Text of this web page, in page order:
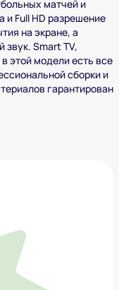
матчей и
Full HD разрешение
на экране, а
звук. Smart TV,
этой модели есть все
сборки и
гарантирован